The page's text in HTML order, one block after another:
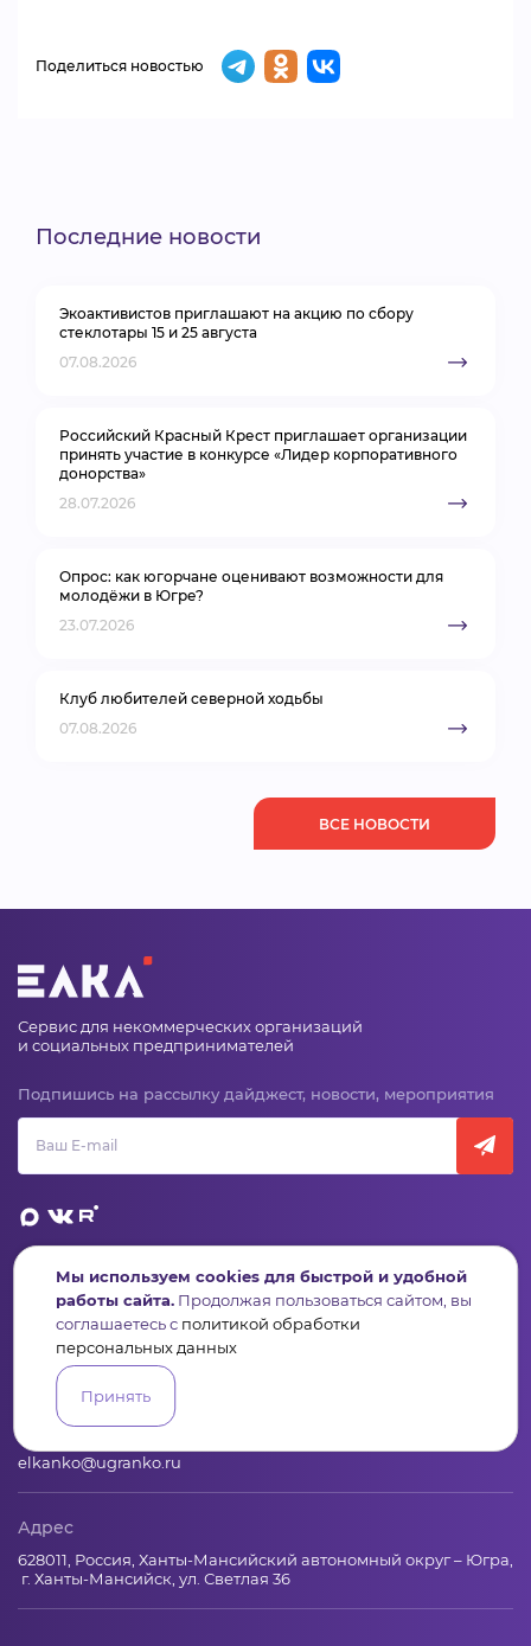
Поделиться новостью
Последние новости
Экоактивистов приглашают на акцию по сбору
стеклотары 15 и 25 августа
07.08.2026
Российский Красный Крест приглашает организации
принять участие в конкурсе «Лидер корпоративного
донорства»
28.07.2026
Опрос: как югорчане оценивают возможности для
молодёжи в Югре?
23.07.2026
Клуб любителей северной ходьбы
07.08.2026
ВСЕ НОВОСТИ
Сервис для некоммерческих организаций
и социальных предпринимателей
Подпишись на рассылку дайджест, новости, мероприятия
ПульсКонкурсыОрганизацииАктивистыПроекты
АналитикаБаза знанийВидеокурсы
Контакты
+7 (346) 735-11-30
elkanko@ugranko.ru
Адрес
628011, Россия, Ханты-Мансийский автономный округ – Югра,
г. Ханты-Мансийск, ул. Светлая 36
Мы используем cookies для быстрой и удобной
работы сайта. Продолжая пользоваться сайтом, вы
соглашаетесь с политикой обработки
персональных данных
Принять